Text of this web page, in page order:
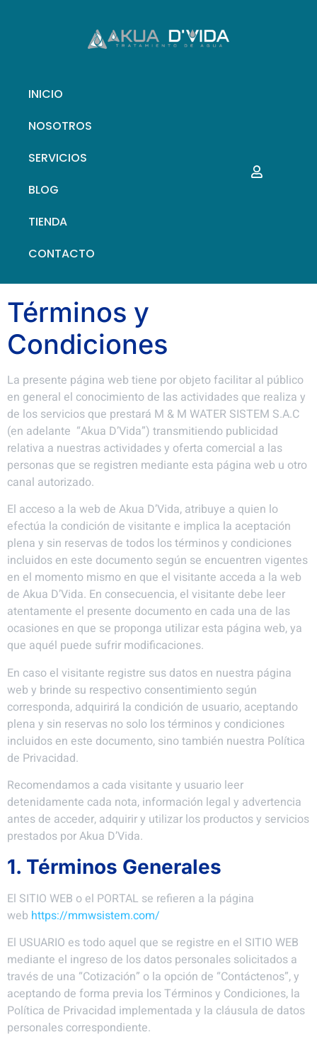
INICIO
NOSOTROS
SERVICIOS
BLOG
TIENDA
CONTACTO
Términos y
Condiciones
La presente página web tiene por objeto facilitar al público
en general el conocimiento de las actividades que realiza y
de los servicios que prestará M & M WATER SISTEM S.A.C
(en adelante “Akua D’Vida”) transmitiendo publicidad
relativa a nuestras actividades y oferta comercial a las
personas que se registren mediante esta página web u otro
canal autorizado.
El acceso a la web de Akua D’Vida, atribuye a quien lo
efectúa la condición de visitante e implica la aceptación
plena y sin reservas de todos los términos y condiciones
incluidos en este documento según se encuentren vigentes
en el momento mismo en que el visitante acceda a la web
de Akua D’Vida. En consecuencia, el visitante debe leer
atentamente el presente documento en cada una de las
ocasiones en que se proponga utilizar esta página web, ya
que aquél puede sufrir modificaciones.
En caso el visitante registre sus datos en nuestra página
web y brinde su respectivo consentimiento según
corresponda, adquirirá la condición de usuario, aceptando
plena y sin reservas no solo los términos y condiciones
incluidos en este documento, sino también nuestra Política
de Privacidad.
Recomendamos a cada visitante y usuario leer
detenidamente cada nota, información legal y advertencia
antes de acceder, adquirir y utilizar los productos y servicios
prestados por Akua D’Vida.
1. Términos Generales
El SITIO WEB o el PORTAL se refieren a la página
web https://mmwsistem.com/
El USUARIO es todo aquel que se registre en el SITIO WEB
mediante el ingreso de los datos personales solicitados a
través de una “Cotización” o la opción de “Contáctenos”, y
aceptando de forma previa los Términos y Condiciones, la
Política de Privacidad implementada y la cláusula de datos
personales correspondiente.